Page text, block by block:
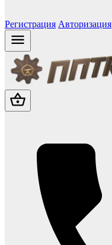
Регистрация Авторизация